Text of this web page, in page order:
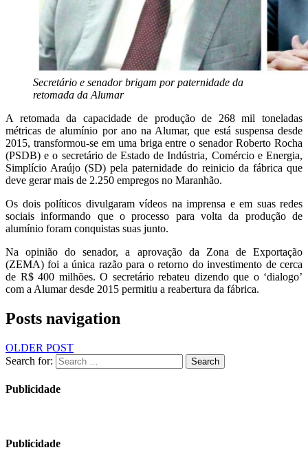
Secretário e senador brigam por paternidade da
retomada da Alumar
A retomada da capacidade de produção de 268 mil toneladas
métricas de alumínio por ano na Alumar, que está suspensa desde
2015, transformou-se em uma briga entre o senador Roberto Rocha
(PSDB) e o secretário de Estado de Indústria, Comércio e Energia,
Simplício Araújo (SD) pela paternidade do reinicio da fábrica que
deve gerar mais de 2.250 empregos no Maranhão.
Os dois políticos divulgaram vídeos na imprensa e em suas redes
sociais informando que o processo para volta da produção de
alumínio foram conquistas suas junto.
Na opinião do senador, a aprovação da Zona de Exportação
(ZEMA) foi a única razão para o retorno do investimento de cerca
de R$ 400 milhões. O secretário rebateu dizendo que o ‘dialogo’
com a Alumar desde 2015 permitiu a reabertura da fábrica.
Posts navigation
OLDER POST
Search for:
Search
Publicidade
Publicidade